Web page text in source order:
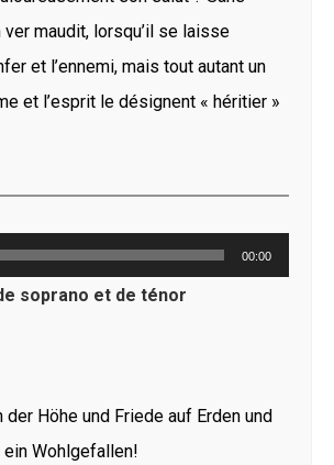
ver maudit, lorsqu’il se laisse
et l’ennemi, mais tout autant un
et l’esprit le désignent « héritier »
00:00
soprano et de ténor
der Höhe und Friede auf Erden und
Wohlgefallen!